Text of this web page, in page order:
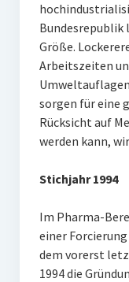
Bundesrepublik
Größe.
Arbeitszeiten
sorgen für eine
Rücksicht auf
werden kann,
Stichjahr 1994
Im Pharma-
einer
dem vorerst
1994 die